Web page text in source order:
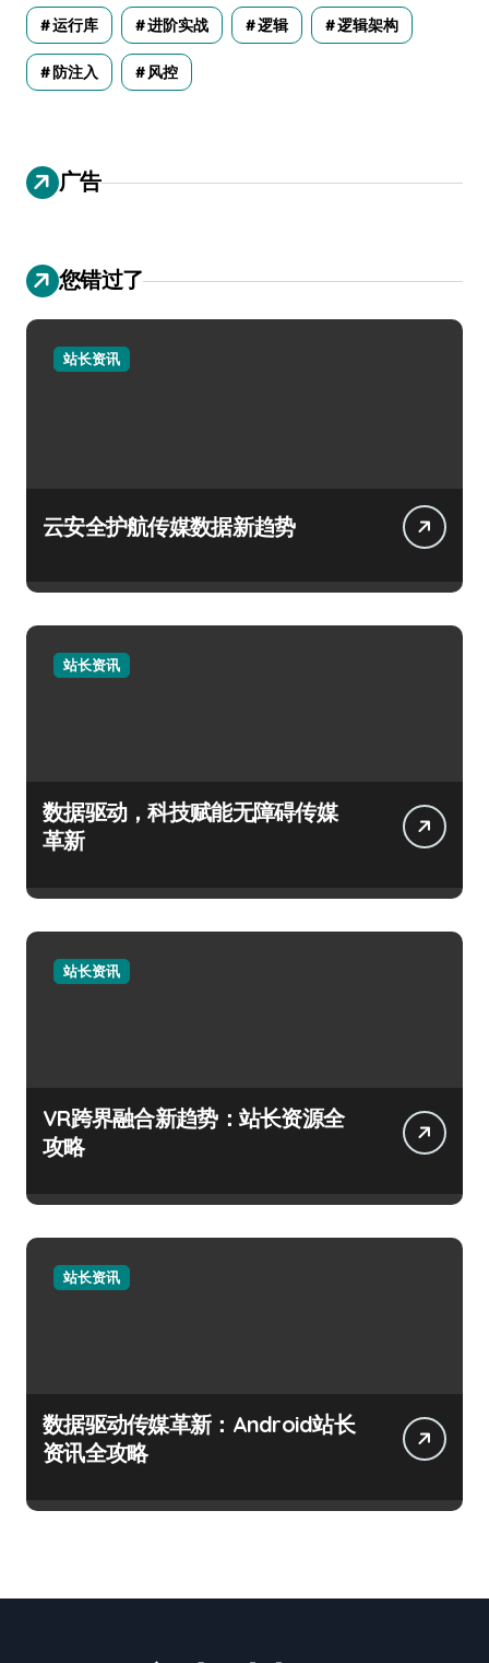
运行库 进阶实战 逻辑 逻辑架构
防注入 风控
广告
您错过了
站长资讯
云安全护航传媒数据新趋势
站长资讯
数据驱动，科技赋能无障碍传媒
革新
站长资讯
VR跨界融合新趋势：站长资源全
攻略
站长资讯
数据驱动传媒革新：Android站长
资讯全攻略